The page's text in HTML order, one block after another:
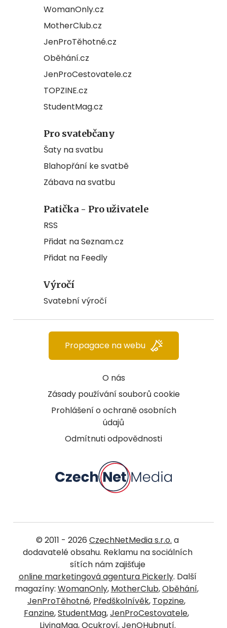
WomanOnly.cz
MotherClub.cz
JenProTěhotné.cz
Oběhání.cz
JenProCestovatele.cz
TOPZINE.cz
StudentMag.cz
Pro svatebčany
Šaty na svatbu
Blahopřání ke svatbě
Zábava na svatbu
Patička - Pro uživatele
RSS
Přidat na Seznam.cz
Přidat na Feedly
Výročí
Svatební výročí
O nás
Zásady používání souborů cookie
Prohlášení o ochraně osobních
údajů
Odmítnuti odpovědnosti
Propagace na webu
© 2011 - 2026 CzechNetMedia s.r.o. a
dodavatelé obsahu. Reklamu na sociálních
sítích nám zajišťuje
online marketingová agentura Pickerly. Další
magazíny: WomanOnly, MotherClub,Oběhání,
JenProTěhotné, Předškolnívěk, Topzine,
Fanzine,StudentMag,JenProCestovatele,
LivingMag,Ocukroví,JenOHubnutí.